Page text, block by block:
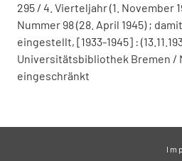
295 / 4. Vierteljahr (1. November
Nummer 98 (28. April 1945) ;
eingestellt, [1933-1945] :
Universitätsbibliothek Bremen /
eingeschränkt